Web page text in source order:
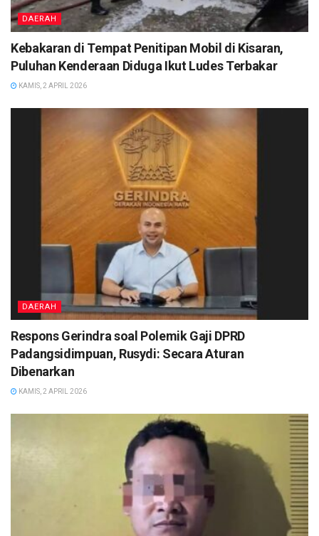
DAERAH
Kebakaran di Tempat Penitipan Mobil di Kisaran,
Puluhan Kenderaan Diduga Ikut Ludes Terbakar
KAMIS, 2 APRIL 2026
DAERAH
Respons Gerindra soal Polemik Gaji DPRD
Padangsidimpuan, Rusydi: Secara Aturan
Dibenarkan
KAMIS, 2 APRIL 2026